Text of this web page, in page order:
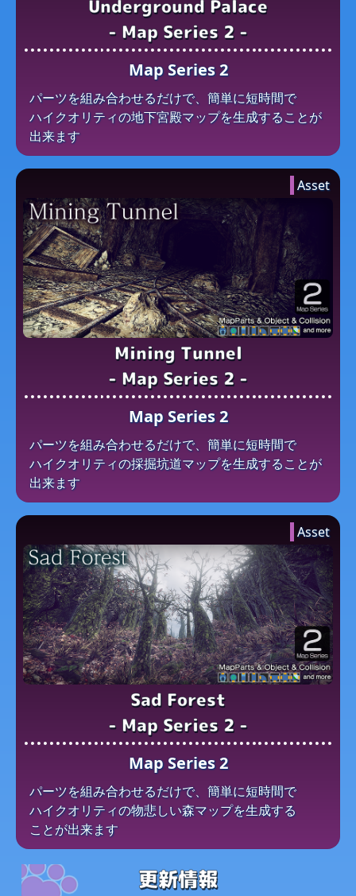
Underground Palace
- Map Series 2 -
Map Series 2
パーツを​組み合わせるだけで、​簡単に​短時間で​
ハイクオリティの​地下宮殿マップを​生成する​ことが​
出来ます
Asset
Mining Tunnel
- Map Series 2 -
Map Series 2
パーツを​組み合わせるだけで、​簡単に​短時間で​
ハイクオリティの​採掘坑道マップを​生成する​ことが​
出来ます
Asset
Sad Forest
- Map Series 2 -
Map Series 2
パーツを​組み合わせるだけで、​簡単に​短時間で​
ハイクオリティの​物悲しい​森マップを​生成する​
ことが​出来ます
更新情報